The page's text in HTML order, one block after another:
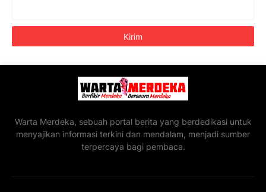
Warta Merdeka, sebuah portal berita yang berdedikasi untuk
menyajikan informasi terkini dan mendalam, menjadi sumber
terpercaya bagi pembaca.